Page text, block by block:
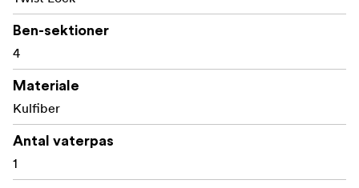
Ben-sektioner
4
Materiale
Kulfiber
Antal vaterpas
1